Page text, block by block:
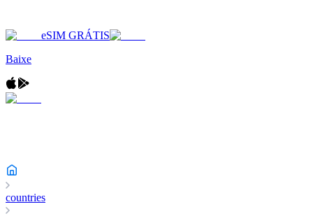
eSIM GRÁTIS
Baixe
countries